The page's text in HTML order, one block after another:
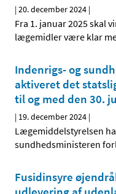
|20. december 2024 |
Fra 1. januar 2025 skal
lægemidler være klar
Indenrigs- og
aktiveret det
til og med den 30.
| 19. december 2024 |
Lægemiddelstyrelsen
sundhedsministeren
Fusidinsyre